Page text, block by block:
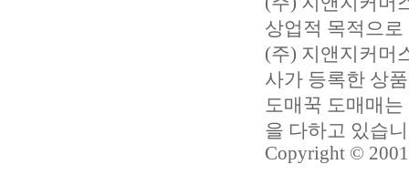
상업적 목적으
(주) 지앤지커머
사가 등록한 상
도매꾹 도매매
을 다하고 있습
Copyright ©